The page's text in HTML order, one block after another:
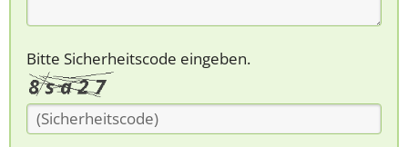
Bitte Sicherheitscode eingeben.